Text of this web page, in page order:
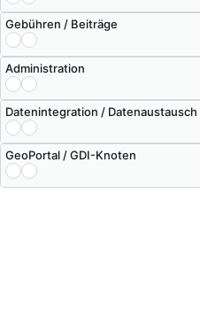
Gebühren / Beiträge
Administration
Datenintegration / Datenaustausch
GeoPortal / GDI-Knoten